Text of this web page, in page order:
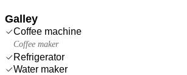
Galley
Coffee machine
Coffee maker
Refrigerator
Water maker